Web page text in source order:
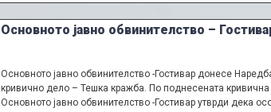
Основното јавно обвинителство –
Основното јавно обвинителство -Гостивар донесе
кривично дело – Тешка кражба. По поднесената
Основното јавно обвинителство -Гостивар утврди дека